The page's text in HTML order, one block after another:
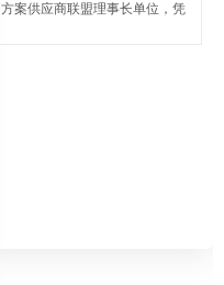
方案供应商联盟理事长单位，凭